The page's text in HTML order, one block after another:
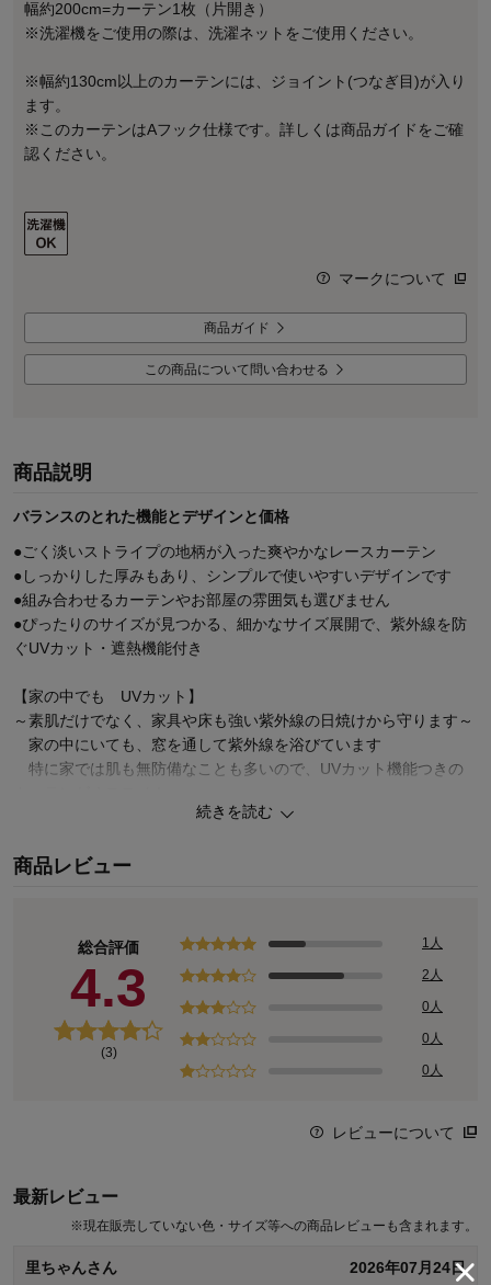
幅約200cm=カーテン1枚（片開き）
※洗濯機をご使用の際は、洗濯ネットをご使用ください。
※幅約130cm以上のカーテンには、ジョイント(つなぎ目)が入り
ます。
※このカーテンはAフック仕様です。詳しくは商品ガイドをご確
認ください。
マークについて
商品ガイド
この商品について問い合わせる
商品説明
バランスのとれた機能とデザインと価格
●ごく淡いストライプの地柄が入った爽やかなレースカーテン
●しっかりした厚みもあり、シンプルで使いやすいデザインです
●組み合わせるカーテンやお部屋の雰囲気も選びません
●ぴったりのサイズが見つかる、細かなサイズ展開で、紫外線を防
ぐUVカット・遮熱機能付き
【家の中でも UVカット】
～素肌だけでなく、家具や床も強い紫外線の日焼けから守ります～
家の中にいても、窓を通して紫外線を浴びています
特に家では肌も無防備なことも多いので、UVカット機能つきの
UVカット率も要チェック！
【年中快適に 遮熱・保温効果】
夏の直射日光熱をカットし、室温の上昇を抑えます
続きを読む
商品レビュー
総合評価
4.3
(3)
1人
2人
0人
0人
0人
レビューについて
最新レビュー
※現在販売していない色・サイズ等への商品レビューも含まれます。
里ちゃんさん 2026年07月24日